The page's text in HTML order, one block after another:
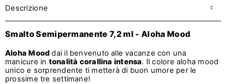
Descrizione
Smalto Semipermanente 7,2 ml - Aloha Mood
Aloha Mood dai il benvenuto alle vacanze con una
manicure in tonalità corallina intensa. Il colore aloha mood
unico e sorprendente ti metterà di buon umore per le
prossime tre settimane!